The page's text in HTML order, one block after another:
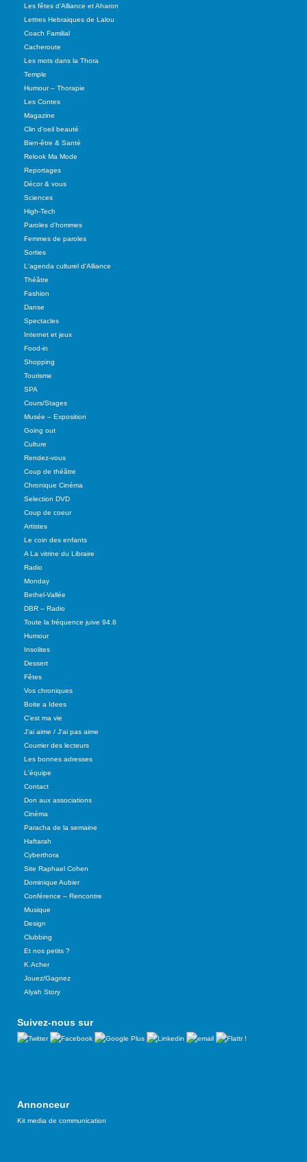
Les fêtes d'Alliance et Aharon
Lettres Hebraiques de Lalou
Coach Familial
Cacheroute
Les mots dans la Thora
Temple
Humour – Thorapie
Les Contes
Magazine
Clin d'oeil beauté
Bien-être & Santé
Relook Ma Mode
Reportages
Décor & vous
Sciences
High-Tech
Paroles d'hommes
Femmes de paroles
Sorties
L'agenda culturel d'Alliance
Théâtre
Fashion
Danse
Spectacles
Internet et jeux
Food-in
Shopping
Tourisme
SPA
Cours/Stages
Musée – Exposition
Going out
Culture
Rendez-vous
Coup de théâtre
Chronique Cinéma
Selection DVD
Coup de coeur
Artistes
Le coin des enfants
A La vitrine du Libraire
Radio
Monday
Bethel-Vallée
DBR – Radio
Toute la fréquence juive 94.8
Humour
Insolites
Dessert
Fêtes
Vos chroniques
Boite a Idees
C'est ma vie
J'ai aime / J'ai pas aime
Courrier des lecteurs
Les bonnes adresses
L'équipe
Contact
Don aux associations
Cinéma
Paracha de la semaine
Haftarah
Cyberthora
Site Raphael Cohen
Dominique Aubier
Conférence – Rencontre
Musique
Design
Clubbing
Et nos petits ?
K.Acher
Jouez/Gagnez
Alyah Story
Suivez-nous sur
Annonceur
Kit media de communication